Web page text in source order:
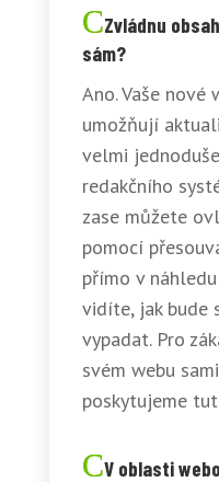
Zvládnu
sám?
Ano. Vaše nové
umožňují
velmi
redakčního
zase můžete
pomocí
přímo v
vidíte, jak bude
vypadat. Pro
svém webu
poskytujeme
V oblasti